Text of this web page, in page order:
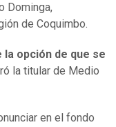
Dominga,
de Coquimbo.
opción de que se
la titular de Medio
en el fondo